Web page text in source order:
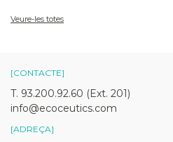
Veure-les totes
[CONTACTE]
T. 93.200.92.60 (Ext. 201)
info@ecoceutics.com
[ADREÇA]